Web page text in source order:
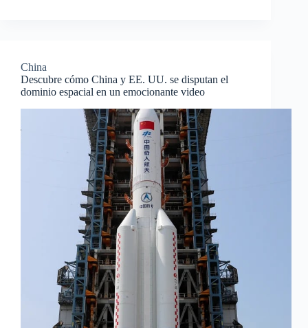
China
Descubre cómo China y EE. UU. se disputan el
dominio espacial en un emocionante video